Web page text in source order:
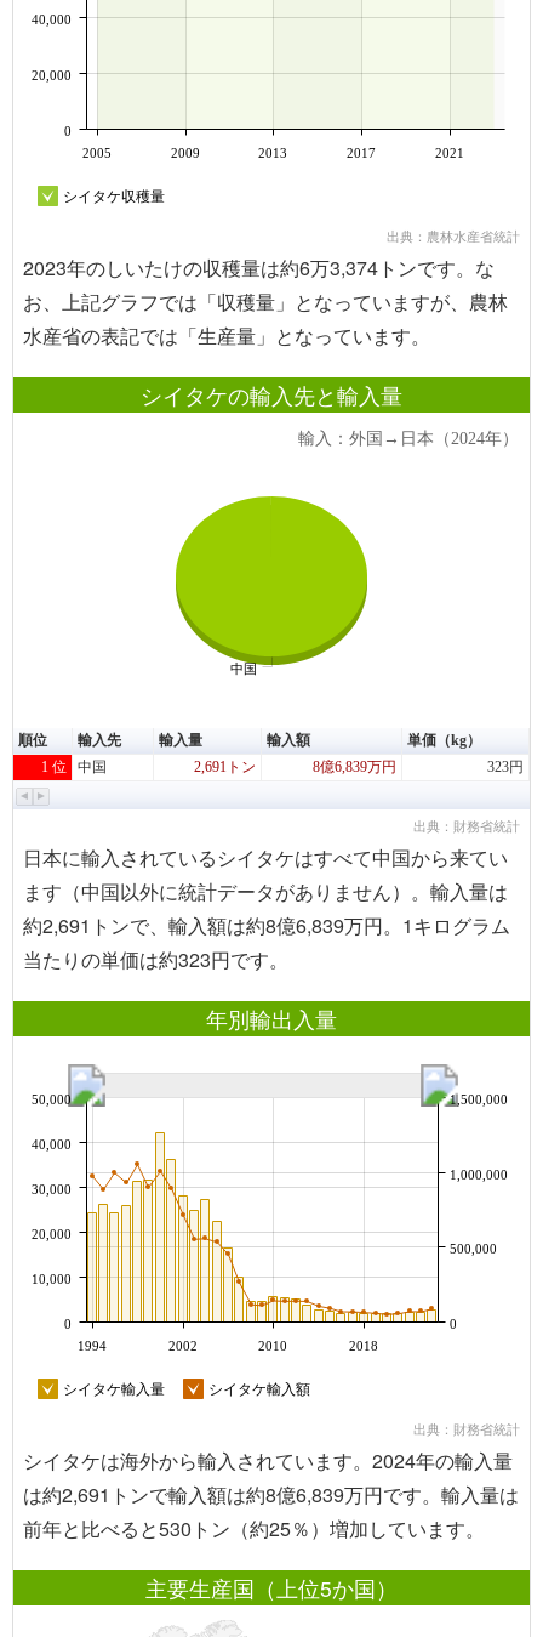
2005 2009 2013 2017 2021
0
20,000
40,000
シイタケ収穫量
出典：農林水産省統計
2023年のしいたけの収穫量は約6万3,374トンです。な
お、上記グラフでは「収穫量」となっていますが、農林
水産省の表記では「生産量」となっています。
シイタケの輸入先と輸入量
中国
輸入：外国→日本（2024年）
順位 輸入先 輸入量 輸入額
単価（kg）
1 位
中国 2,691トン 8億6,839万円 323円
出典：財務省統計
日本に輸入されているシイタケはすべて中国から来てい
ます（中国以外に統計データがありません）。輸入量は
約2,691トンで、輸入額は約8億6,839万円。1キログラム
当たりの単価は約323円です。
年別輸出入量
1994 2002 2010 2018
0
10,000
20,000
30,000
40,000
50,000
0
500,000
1,000,000
1,500,000
シイタケ輸入量 シイタケ輸入額
出典：財務省統計
シイタケは海外から輸入されています。2024年の輸入量
は約2,691トンで輸入額は約8億6,839万円です。輸入量は
前年と比べると530トン（約25％）増加しています。
主要生産国（上位5か国）